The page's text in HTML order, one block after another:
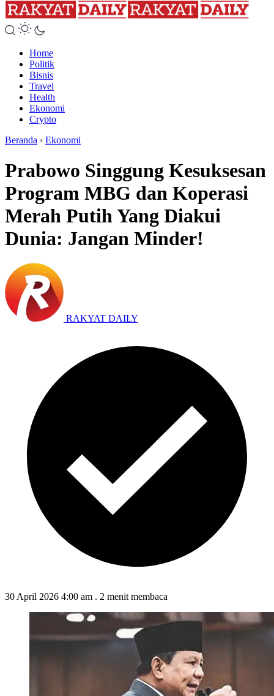
Home
Politik
Bisnis
Travel
Health
Ekonomi
Crypto
Beranda › Ekonomi
Prabowo Singgung Kesuksesan
Program MBG dan Koperasi
Merah Putih Yang Diakui
Dunia: Jangan Minder!
RAKYAT DAILY
30 April 2026 4:00 am . 2 menit membaca